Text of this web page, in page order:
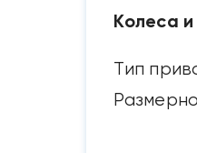
Колеса
Тип